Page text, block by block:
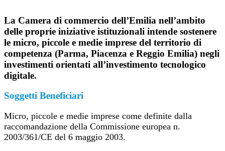
La Camera di commercio dell’Emilia nell’ambito
delle proprie iniziative istituzionali intende sostenere
le micro, piccole e medie imprese del territorio di
competenza (Parma, Piacenza e Reggio Emilia) negli
investimenti orientati all’investimento tecnologico
digitale.
Soggetti Beneficiari
Micro, piccole e medie imprese come definite dalla
raccomandazione della Commissione europea n.
2003/361/CE del 6 maggio 2003.